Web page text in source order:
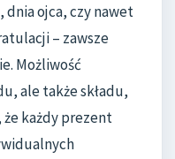
ojca, czy nawet
– zawsze
Możliwość
ale także składu,
że każdy prezent